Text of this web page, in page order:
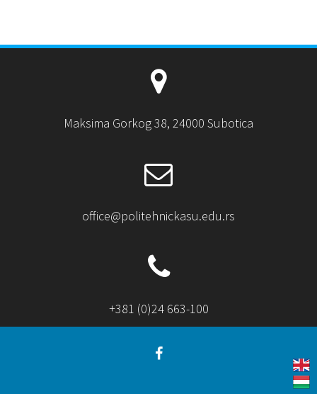
Maksima Gorkog 38, 24000 Subotica
office@politehnickasu.edu.rs
+381 (0)24 663-100